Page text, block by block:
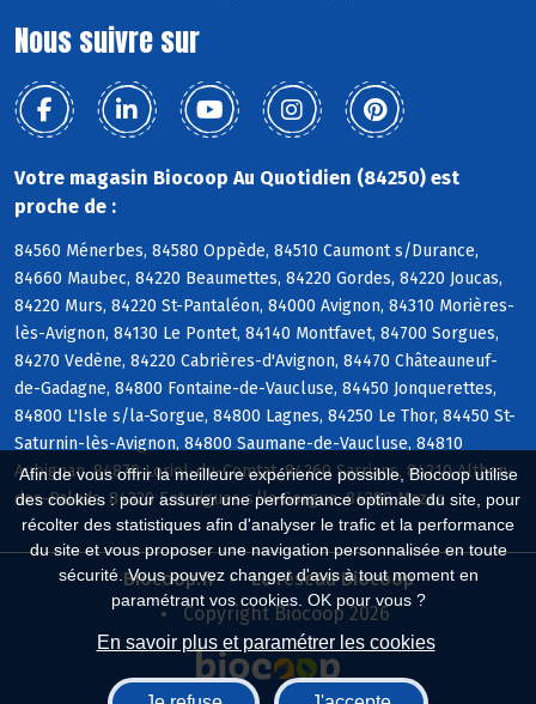
Afin de vous offrir la meilleure expérience possible, Biocoop utilise
des cookies : pour assurer une performance optimale du site, pour
récolter des statistiques afin d'analyser le trafic et la performance
du site et vous proposer une navigation personnalisée en toute
sécurité. Vous pouvez changer d'avis à tout moment en
paramétrant vos cookies. OK pour vous ?
En savoir plus et paramétrer les cookies
Nous suivre sur
Votre magasin Biocoop Au Quotidien (84250) est
proche de :
84560 Ménerbes, 84580 Oppède, 84510 Caumont s/Durance,
84660 Maubec, 84220 Beaumettes, 84220 Gordes, 84220 Joucas,
84220 Murs, 84220 St-Pantaléon, 84000 Avignon, 84310 Morières-
lès-Avignon, 84130 Le Pontet, 84140 Montfavet, 84700 Sorgues,
84270 Vedène, 84220 Cabrières-d'Avignon, 84470 Châteauneuf-
de-Gadagne, 84800 Fontaine-de-Vaucluse, 84450 Jonquerettes,
84800 L'Isle s/la-Sorgue, 84800 Lagnes, 84250 Le Thor, 84450 St-
Saturnin-lès-Avignon, 84800 Saumane-de-Vaucluse, 84810
Aubignan, 84870 Loriol-du-Comtat, 84260 Sarrians, 84210 Althen-
des-Paluds, 84320 Entraigues s/la-Sorgue, 84380 Mazan
Biocoop.fr
Le réseau Biocoop
Copyright Biocoop 2026